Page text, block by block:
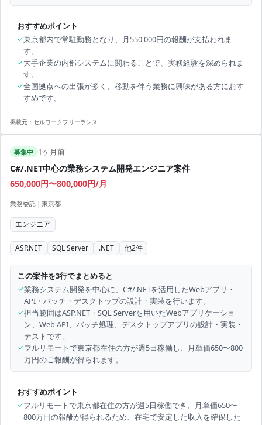
おすすめポイント
✓東京都内で常駐勤務となり、月550,000円の報酬が支払われま
す。
✓大手企業の内部システムに関わることで、実務経験を深められま
す。
✓全国拠点への出張が多く、移動を伴う業務に興味がある方におす
すめです。
掲載元： セルワークフリーランス
募集中 1ヶ月前
C#/.NET中心の業務システム開発エンジニア案件
650,000円〜800,000円/月
業務委託 | 東京都
エンジニア
ASP.NET SQL Server .NET 他2件
この案件を3行でまとめると
✓業務システム開発を中心に、C#/.NETを活用したWebアプリ・
API・バッチ・デスクトップの設計・実装を行います。
✓担当範囲はASP.NET・SQL Serverを用いたWebアプリケーショ
ン、Web API、バッチ処理、デスクトップアプリの設計・実装・
テストです。
✓フルリモートで東京都在住の方が週5日稼働し、月単価650〜800
万円のご報酬が得られます。
おすすめポイント
✓フルリモートで東京都在住の方が週5日稼働でき、月単価650〜
800万円の報酬が得られるため、在宅で安定した収入を確保した